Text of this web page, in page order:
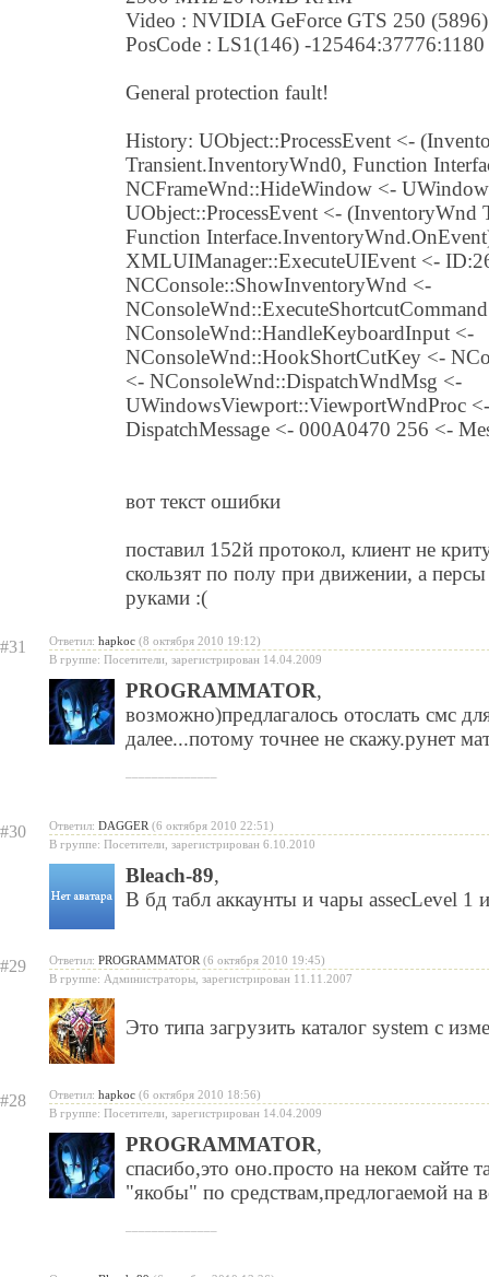
Video : NVIDIA GeForce GTS 250 (5896)
PosCode : LS1(146) -
General protection fault!
History: UObject::ProcessEvent <-
Transient.InventoryWnd0, Function
NCFrameWnd::HideWindow <-
UObject::ProcessEvent <- (InventoryWnd
Function
XMLUIManager::ExecuteUIEvent <-
NCConsole::ShowInventoryWnd <-
NConsoleWnd::HandleKeyboardInput <-
NConsoleWnd::HookShortCutKey <-
<- NConsoleWnd::DispatchWndMsg <-
UWindowsViewport::ViewportWndProc
DispatchMessage <- 000A0470 256 <-
вот текст ошибки
поставил 152й протокол, клиент не
скользят по полу при движении, а
руками :(
#31 Ответил: hapkoc (8 октября 2010 19:12)
В группе: Посетители, зарегистрирован 14.04.2009
PROGRAMMATOR,
возможно)предлагалось отослать смс
далее...потому точнее не скажу.рунет
#30 Ответил: DAGGER (6 октября 2010 22:51)
В группе: Посетители, зарегистрирован 6.10.2010
Bleach-89,
В бд табл аккаунты и чары assecLevel 1
#29 Ответил: PROGRAMMATOR (6 октября 2010 19:45)
В группе: Администраторы, зарегистрирован 11.11.2007
Это типа загрузить каталог system с
#28 Ответил: hapkoc (6 октября 2010 18:56)
В группе: Посетители, зарегистрирован 14.04.2009
PROGRAMMATOR,
спасибо,это оно.просто на неком сайте
"якобы" по средствам,предлогаемой на